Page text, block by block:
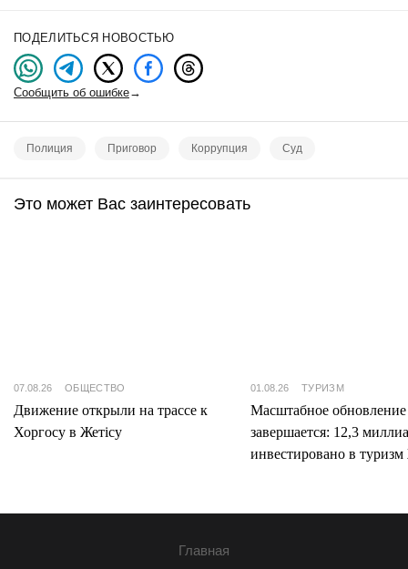
ПОДЕЛИТЬСЯ НОВОСТЬЮ
Сообщить об ошибке→
Полиция Приговор Коррупция Суд
Это может Вас заинтересовать
07.08.26 ОБЩЕСТВО
Движение открыли на трассе к
Хоргосу в Жетісу
01.08.26 ТУРИЗМ
Масштабное
завершается: 12,3
инвестировано в туризм
Главная